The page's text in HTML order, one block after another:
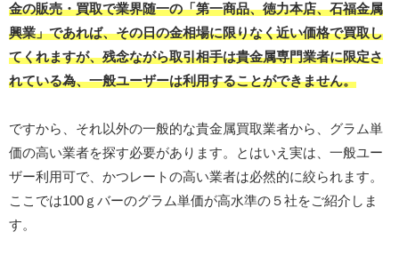
金の販売・買取で業界随一の「第一商品、徳力本店、石福金属
興業」であれば、その日の金相場に限りなく近い価格で買取し
てくれますが、残念ながら取引相手は貴金属専門業者に限定さ
れている為、一般ユーザーは利用することができません。
ですから、それ以外の一般的な貴金属買取業者から、グラム単
価の高い業者を探す必要があります。とはいえ実は、一般ユー
ザー利用可で、かつレートの高い業者は必然的に絞られます。
ここでは100ｇバーのグラム単価が高水準の５社をご紹介しま
す。